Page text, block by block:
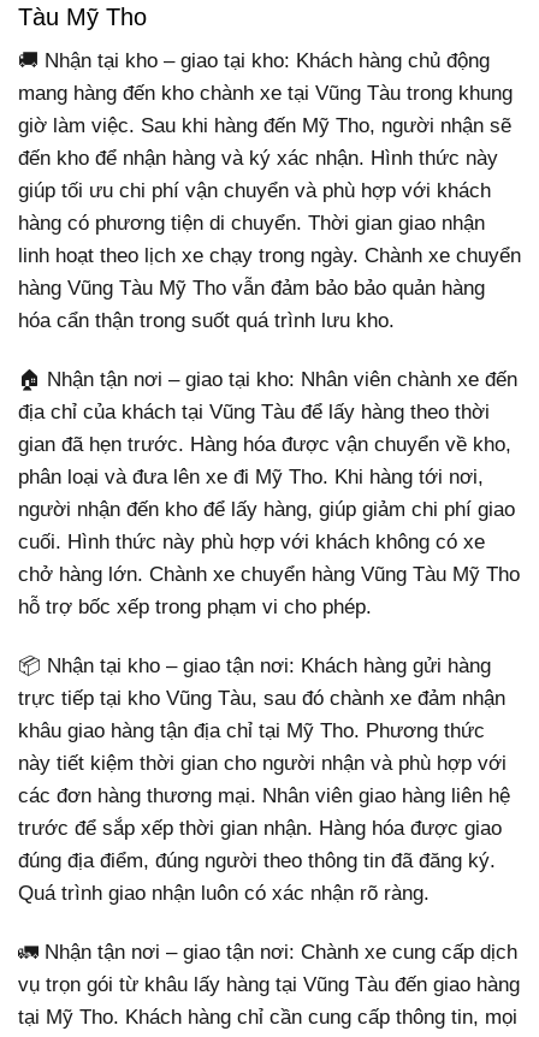
Tàu Mỹ Tho
🚚 Nhận tại kho – giao tại kho: Khách hàng chủ động
mang hàng đến kho chành xe tại Vũng Tàu trong khung
giờ làm việc. Sau khi hàng đến Mỹ Tho, người nhận sẽ
đến kho để nhận hàng và ký xác nhận. Hình thức này
giúp tối ưu chi phí vận chuyển và phù hợp với khách
hàng có phương tiện di chuyển. Thời gian giao nhận
linh hoạt theo lịch xe chạy trong ngày. Chành xe chuyển
hàng Vũng Tàu Mỹ Tho vẫn đảm bảo bảo quản hàng
hóa cẩn thận trong suốt quá trình lưu kho.
🏠 Nhận tận nơi – giao tại kho: Nhân viên chành xe đến
địa chỉ của khách tại Vũng Tàu để lấy hàng theo thời
gian đã hẹn trước. Hàng hóa được vận chuyển về kho,
phân loại và đưa lên xe đi Mỹ Tho. Khi hàng tới nơi,
người nhận đến kho để lấy hàng, giúp giảm chi phí giao
cuối. Hình thức này phù hợp với khách không có xe
chở hàng lớn. Chành xe chuyển hàng Vũng Tàu Mỹ Tho
hỗ trợ bốc xếp trong phạm vi cho phép.
📦 Nhận tại kho – giao tận nơi: Khách hàng gửi hàng
trực tiếp tại kho Vũng Tàu, sau đó chành xe đảm nhận
khâu giao hàng tận địa chỉ tại Mỹ Tho. Phương thức
này tiết kiệm thời gian cho người nhận và phù hợp với
các đơn hàng thương mại. Nhân viên giao hàng liên hệ
trước để sắp xếp thời gian nhận. Hàng hóa được giao
đúng địa điểm, đúng người theo thông tin đã đăng ký.
Quá trình giao nhận luôn có xác nhận rõ ràng.
🚛 Nhận tận nơi – giao tận nơi: Chành xe cung cấp dịch
vụ trọn gói từ khâu lấy hàng tại Vũng Tàu đến giao hàng
tại Mỹ Tho. Khách hàng chỉ cần cung cấp thông tin, mọi